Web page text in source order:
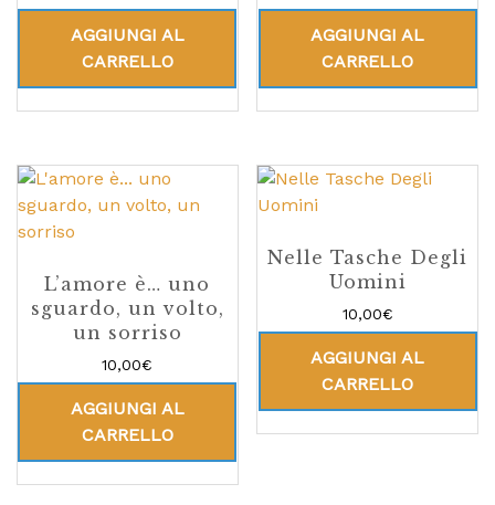
AGGIUNGI AL
CARRELLO
AGGIUNGI AL
CARRELLO
L’amore è… uno
sguardo, un volto,
un sorriso
10,00€
AGGIUNGI AL
CARRELLO
Nelle Tasche Degli
Uomini
10,00€
AGGIUNGI AL
CARRELLO